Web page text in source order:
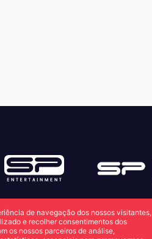
de navegação dos nossos visitantes,
e recolher consentimentos dos
os nossos parceiros de análise,